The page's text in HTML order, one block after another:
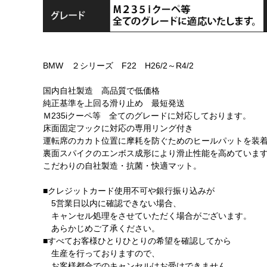
BMW ２シリーズ F22 H26/2～R4/2
国内自社製造 高品質で低価格
純正基準を上回る滑り止め 最短発送
Ｍ235iクーペ等 全てのグレードに対応しております。
床面固定フックに対応の専用リング付き
運転席のカカト位置に摩耗を防ぐためのヒールパットを装着
裏面スパイクのエンボス成形により滑止性能を高めています
こだわりの自社製造・抗菌・快適マット。
■クレジットカード使用不可や銀行振り込みが
5営業日以内に確認できない場合、
キャンセル処理をさせていただく場合がございます。
あらかじめご了承ください。
■すべてお客様ひとりひとりの希望を確認してから
生産を行っておりますので、